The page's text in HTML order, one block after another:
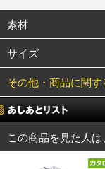
素材
サイズ
その他・商品に関
この商品を見た人